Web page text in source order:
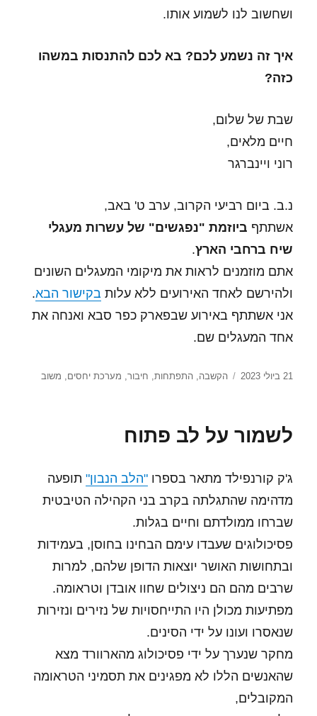
ושחשוב לנו לשמוע אותו.
איך זה נשמע לכם? בא לכם להתנסות במשהו
כזה?
שבת של שלום,
חיים מלאים,
רוני ויינברגר
נ.ב. ביום רביעי הקרוב, ערב ט' באב,
אשתתף ביוזמת "נפגשים" של עשרות מעגלי
שיח ברחבי הארץ.
אתם מוזמנים לראות את מיקומי המעגלים השונים
ולהירשם לאחד האירועים ללא עלותבקישור הבא.
אני אשתתף באירוע שבפארק כפר סבא ואנחה את
אחד המעגלים שם.
פורסם
21 ביולי 2023 תגיות
הקשבה,התפתחות, חיבור, מערכת יחסים, משוב
לשמור על לב פתוח
ג'ק קורנפילד מתאר בספרו"הלב הנבון" תופעה
מדהימה שהתגלתה בקרב בני הקהילה הטיבטית
שברחו ממולדתם וחיים בגלות.
פסיכולוגים שעבדו עימם הבחינו בחוסן, בעמידות
ובתחושות האושר יוצאות הדופן שלהם, למרות
שרבים מהם הם ניצולים שחוו אובדן וטראומה.
מפתיעות מכולן היו התייחסויות של נזירים ונזירות
שנאסרו ועונו על ידי הסינים.
מחקר שנערך על ידי פסיכולוג מהארוורד מצא
שהאנשים הללו לא מפגינים את תסמיני הטראומה
המקובלים,